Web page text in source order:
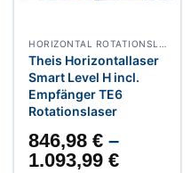
HORIZONTAL ROTATIONSLASER
Theis Horizontallaser
Smart Level H incl.
Empfänger TE6
Rotationslaser
846,98€ –
1.093,99€